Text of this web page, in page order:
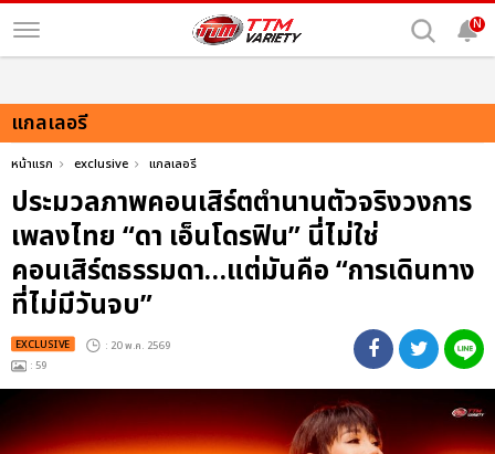
N
แกลเลอรี
หน้าแรก exclusive แกลเลอรี
ประมวลภาพคอนเสิร์ตตำนานตัวจริงวงการ
เพลงไทย “ดา เอ็นโดรฟิน” นี่ไม่ใช่
คอนเสิร์ตธรรมดา…แต่มันคือ “การเดินทาง
ที่ไม่มีวันจบ”
EXCLUSIVE : 20 พ.ค. 2569
: 59